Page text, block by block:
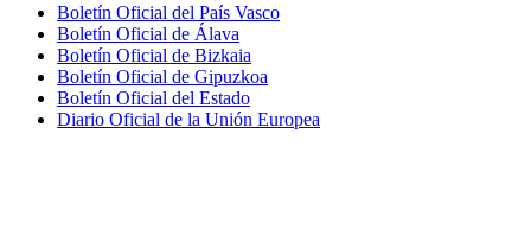
Boletín Oficial del País Vasco
Boletín Oficial de Álava
Boletín Oficial de Bizkaia
Boletín Oficial de Gipuzkoa
Boletín Oficial del Estado
Diario Oficial de la Unión Europea